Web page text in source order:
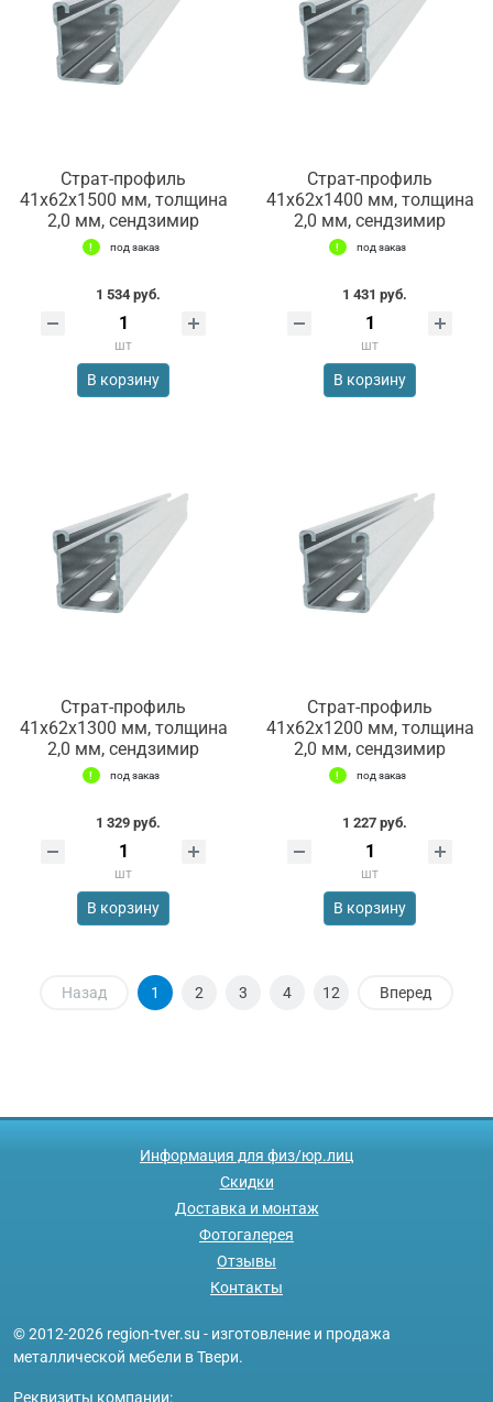
Страт-профиль
41х62х1500 мм, толщина
2,0 мм, сендзимир
под заказ
1 534 руб.
шт
В корзину
Страт-профиль
41х62х1400 мм, толщина
2,0 мм, сендзимир
под заказ
1 431 руб.
шт
В корзину
Страт-профиль
41х62х1300 мм, толщина
2,0 мм, сендзимир
под заказ
1 329 руб.
шт
В корзину
Страт-профиль
41х62х1200 мм, толщина
2,0 мм, сендзимир
под заказ
1 227 руб.
шт
В корзину
Назад 1 2 3 4 12 Вперед
Информация для физ/юр.лиц
Скидки
Доставка и монтаж
Фотогалерея
Отзывы
Контакты
© 2012-2026 region-tver.su - изготовление и продажа
металлической мебели в Твери.
Реквизиты компании: